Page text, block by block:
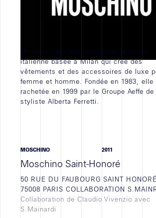
JOB VACANCY
TOUTES
Actualités
ACTIVITÉ D'AGENCE
NEWS
TOUTES
Moschino est une entreprise de mode
italienne basée à Milan qui crée des
vêtements et des accessoires de luxe
femme et homme. Fondée en 1983, elle
rachetée en 1999 par le Groupe Aeffe de
styliste Alberta Ferretti.
MOSCHINO 2011
Moschino Saint-Honoré
50 RUE DU FAUBOURG SAINT
75008 PARIS COLLABORATION
Collaboration de Claudio Vivenzio avec
S.Mainardi